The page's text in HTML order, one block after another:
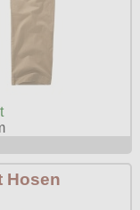
Hosen